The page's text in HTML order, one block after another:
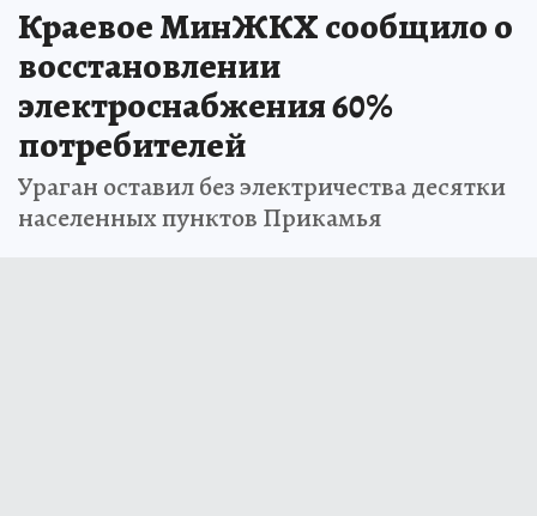
Краевое МинЖКХ сообщило о
восстановлении
электроснабжения 60%
потребителей
Ураган оставил без электричества десятки
населенных пунктов Прикамья